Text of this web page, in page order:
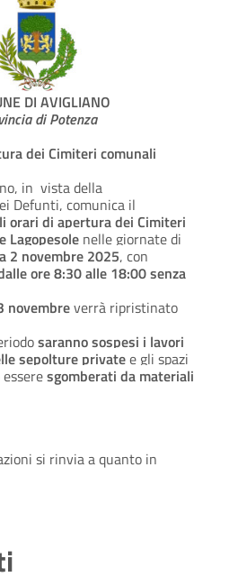
DI AVIGLIANO
di Potenza
dei Cimiteri comunali
in vista della
Defunti, comunica il
orari di apertura dei Cimiteri
Lagopesole nelle giornate di
2 novembre 2025, con
ore 8:30 alle 18:00 senza
novembreverrà ripristinato
saranno sospesi i lavori
sepolture privatee gli spazi
sgomberati da materiali
si rinvia a quanto in